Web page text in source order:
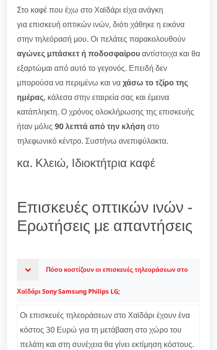
Στο καφέ που έχω στο Χαϊδάρι είχα ανάγκη
για επισκευή οπτικών ινών, διότι χάθηκε η εικόνα
στην τηλεόρασή μου. Οι πελάτες παρακολουθούν
αγώνες μπάσκετ ή ποδοσφαίρουαντίστοιχα και θα
εξαρτώμαι από αυτό το γεγονός. Επειδή δεν
μπορούσα να περιμένω και ναχάσω το τζίρο της
ημέρας, κάλεσα στην εταιρεία σας και έμεινα
κατάπληκτη. Ο χρόνος ολοκλήρωσης της επισκευής
ήταν μόλις 90 λεπτά από την κλήση στο
τηλεφωνικό κέντρο. Συστήνω ανεπιφύλακτα.
κα. Κλειώ, Ιδιοκτήτρια καφέ
Επισκευές οπτικών ινών -
Ερωτήσεις με απαντήσεις
Πόσο κοστίζουν οι επισκευές τηλεοράσεων στο
Χαϊδάρι Sony Samsung Philips LG;
Οι επισκευές τηλεοράσεων στο Χαϊδάρι έχουν ένα
κόστος 30 Ευρώ για τη μετάβαση στο χώρο του
πελάτη και στη συνέχεια θα γίνει εκτίμηση κόστους.